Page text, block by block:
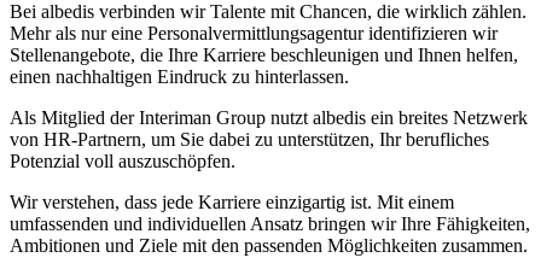
Bei albedis verbinden wir Talente mit Chancen, die wirklich zählen.
Mehr als nur eine Personalvermittlungsagentur identifizieren wir
Stellenangebote, die Ihre Karriere beschleunigen und Ihnen helfen,
einen nachhaltigen Eindruck zu hinterlassen.
Als Mitglied der Interiman Group nutzt albedis ein breites Netzwerk
von HR-Partnern, um Sie dabei zu unterstützen, Ihr berufliches
Potenzial voll auszuschöpfen.
Wir verstehen, dass jede Karriere einzigartig ist. Mit einem
umfassenden und individuellen Ansatz bringen wir Ihre Fähigkeiten,
Ambitionen und Ziele mit den passenden Möglichkeiten zusammen.